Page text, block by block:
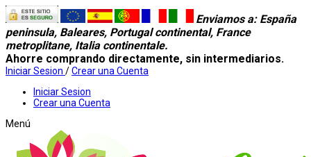
Enviamos a: España
peninsula, Baleares, Portugal continental, France
metroplitane, Italia continentale.
Ahorre comprando directamente, sin intermediarios.
Iniciar Sesion /Crear una Cuenta
Iniciar Sesion
Crear una Cuenta
Menú